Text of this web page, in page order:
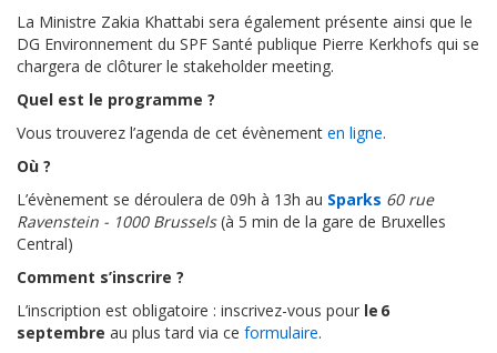
La Ministre Zakia Khattabi sera également présente ainsi que le
DG Environnement du SPF Santé publique Pierre Kerkhofs qui se
chargera de clôturer le stakeholder meeting.
Quel est le programme ?
Vous trouverez l’agenda de cet évènement en ligne.
Où ?
L’évènement se déroulera de 09h à 13h au Sparks 60 rue
Ravenstein - 1000 Brussels(à 5 min de la gare de Bruxelles
Central)
Comment s’inscrire ?
L’inscription est obligatoire : inscrivez-vous pour le 6
septembre au plus tard via ce formulaire.